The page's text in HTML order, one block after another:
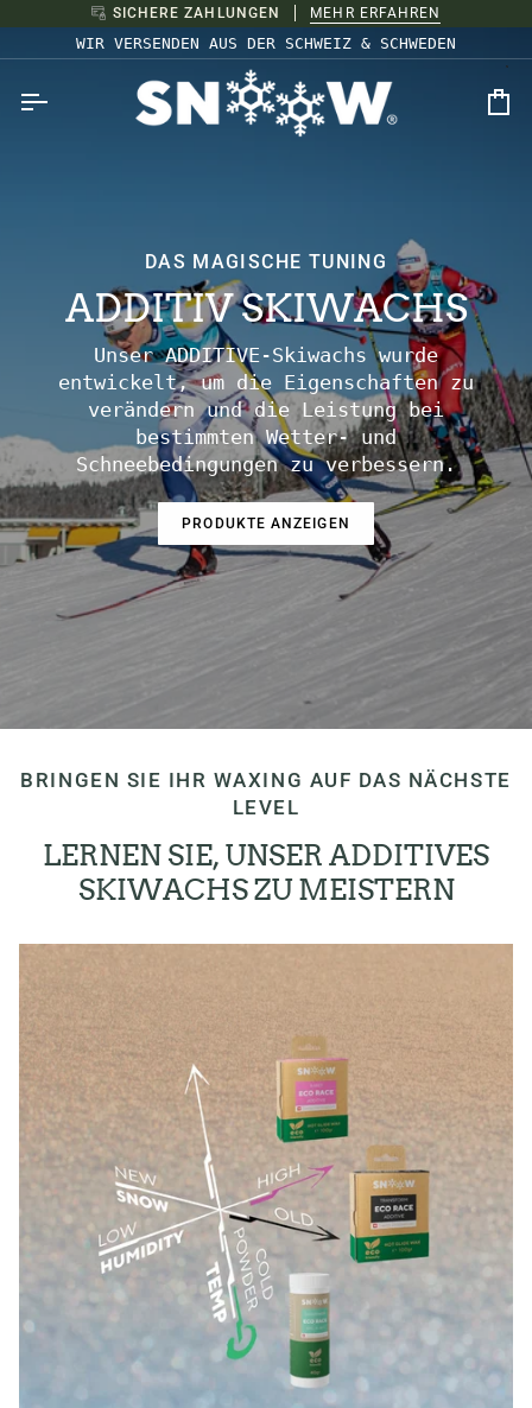
zum
Inhalt
SICHERE ZAHLUNGEN MEHR ERFAHREN
WIR VERSENDEN AUS DER SCHWEIZ & SCHWEDEN
DAS MAGISCHE TUNING
ADDITIV SKIWACHS
Unser ADDITIVE-Skiwachs wurde
entwickelt, um die Eigenschaften zu
verändern und die Leistung bei
bestimmten Wetter- und
Schneebedingungen zu verbessern.
PRODUKTE ANZEIGEN
BRINGEN SIE IHR WAXING AUF DAS NÄCHSTE
LEVEL
LERNEN SIE, UNSER ADDITIVES
SKIWACHS ZU MEISTERN